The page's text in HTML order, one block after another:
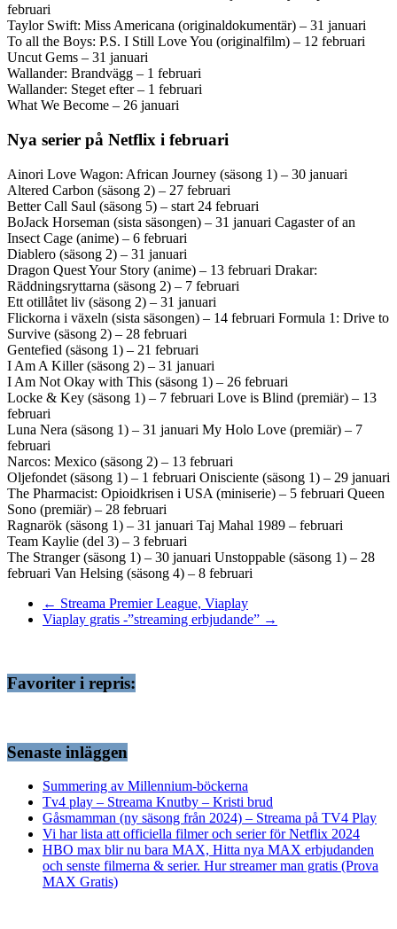
februari
Taylor Swift: Miss Americana (originaldokumentär) – 31 januari
To all the Boys: P.S. I Still Love You (originalfilm) – 12 februari
Uncut Gems – 31 januari
Wallander: Brandvägg – 1 februari
Wallander: Steget efter – 1 februari
What We Become – 26 januari
Nya serier på Netflix i februari
Ainori Love Wagon: African Journey (säsong 1) – 30 januari
Altered Carbon (säsong 2) – 27 februari
Better Call Saul (säsong 5) – start 24 februari
BoJack Horseman (sista säsongen) – 31 januari Cagaster of an
Insect Cage (anime) – 6 februari
Diablero (säsong 2) – 31 januari
Dragon Quest Your Story (anime) – 13 februari Drakar:
Räddningsryttarna (säsong 2) – 7 februari
Ett otillåtet liv (säsong 2) – 31 januari
Flickorna i växeln (sista säsongen) – 14 februari Formula 1: Drive to
Survive (säsong 2) – 28 februari
Gentefied (säsong 1) – 21 februari
I Am A Killer (säsong 2) – 31 januari
I Am Not Okay with This (säsong 1) – 26 februari
Locke & Key (säsong 1) – 7 februari Love is Blind (premiär) – 13
februari
Luna Nera (säsong 1) – 31 januari My Holo Love (premiär) – 7
februari
Narcos: Mexico (säsong 2) – 13 februari
Oljefondet (säsong 1) – 1 februari Onisciente (säsong 1) – 29 januari
The Pharmacist: Opioidkrisen i USA (miniserie) – 5 februari Queen
Sono (premiär) – 28 februari
Ragnarök (säsong 1) – 31 januari Taj Mahal 1989 – februari
Team Kaylie (del 3) – 3 februari
The Stranger (säsong 1) – 30 januari Unstoppable (säsong 1) – 28
februari Van Helsing (säsong 4) – 8 februari
← Streama Premier League, Viaplay
Viaplay gratis -”streaming erbjudande” →
Favoriter i repris:
Senaste inläggen
Summering av Millennium-böckerna
Tv4 play – Streama Knutby – Kristi brud
Gåsmamman (ny säsong från 2024) – Streama på TV4 Play
Vi har lista att officiella filmer och serier för Netflix 2024
HBO max blir nu bara MAX, Hitta nya MAX erbjudanden
och senste filmerna & serier. Hur streamer man gratis (Prova
MAX Gratis)